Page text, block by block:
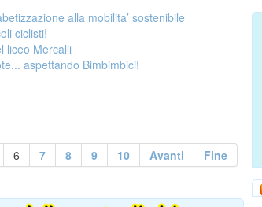
alla mobilita’ sostenibile
ciclisti!
liceo Mercalli
aspettando Bimbimbici!
6 7 8 9 10 Avanti Fine